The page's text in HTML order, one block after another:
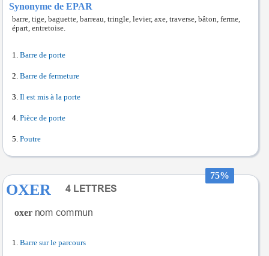
Synonyme de EPAR
barre, tige, baguette, barreau, tringle, levier, axe, traverse, bâton, ferme,
épart, entretoise.
Barre de porte
Barre de fermeture
Il est mis à la porte
Pièce de porte
Poutre
75%
OXER
oxer
Barre sur le parcours